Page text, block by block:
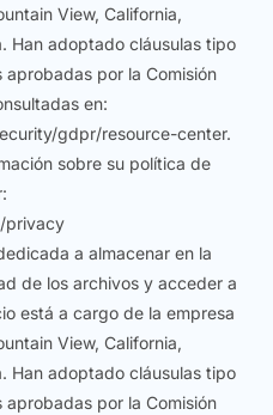
View, California,
Han adoptado cláusulas tipo
por la Comisión
en:
gdpr/resource-center.
sobre su política de
privacy
a almacenar en la
de los archivos y acceder a
está a cargo de la empresa
View, California,
Han adoptado cláusulas tipo
por la Comisión